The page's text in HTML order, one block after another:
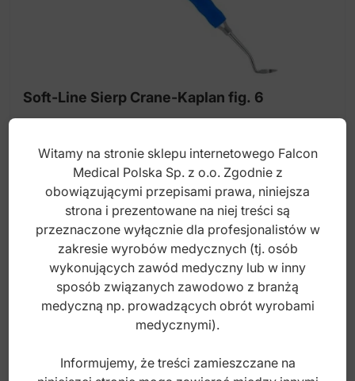
Soft-Line Sierp Crane-Kaplan fig. 6
Index: DP.773.064
75,00zł
brutto
Witamy na stronie sklepu internetowego Falcon
Medical Polska Sp. z o.o. Zgodnie z
obowiązującymi przepisami prawa, niniejsza
strona i prezentowane na niej treści są
przeznaczone wyłącznie dla profesjonalistów w
zakresie wyrobów medycznych (tj. osób
wykonujących zawód medyczny lub w inny
sposób związanych zawodowo z branżą
medyczną np. prowadzących obrót wyrobami
medycznymi).
Informujemy, że treści zamieszczane na